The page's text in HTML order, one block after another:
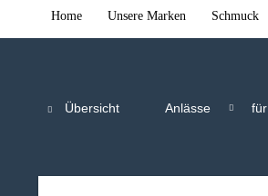
Home Unsere Marken Schmuck
Übersicht Anlässe